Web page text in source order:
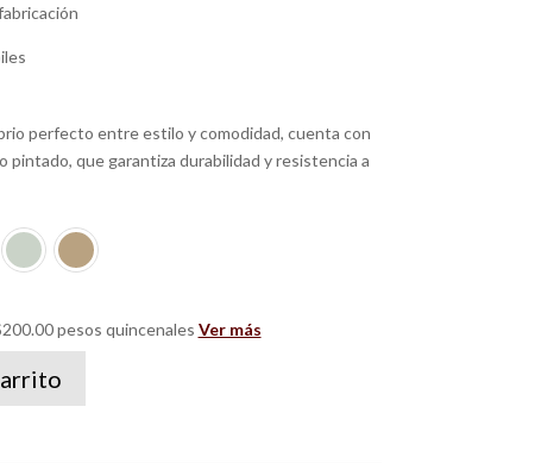
perfecto entre estilo y comodidad, cuenta con
que garantiza durabilidad y resistencia a
pesos quincenales Ver más